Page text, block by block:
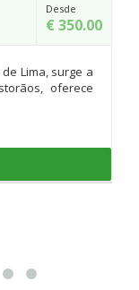
Desde
€ 350.00
Lima, surge a
oferece